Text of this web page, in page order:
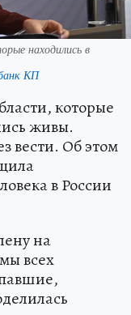
находились в
КП
которые
живы.
вести. Об этом
в России
на
всех